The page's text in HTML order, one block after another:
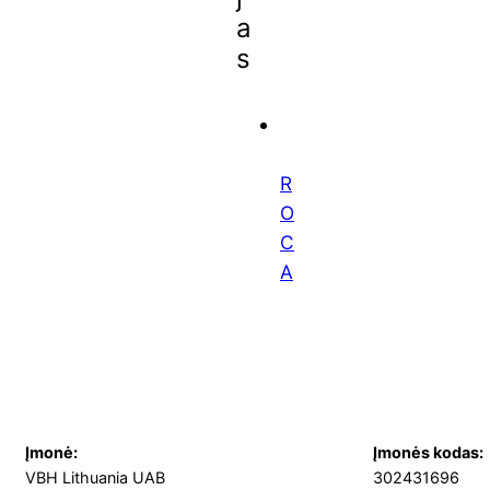
a
s
R
O
C
A
Įmonė:
VBH Lithuania UAB
Įmonės kodas:
302431696